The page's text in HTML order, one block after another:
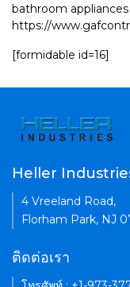
bathroom
https://
[formidable id=16]
Heller
4 Vreeland Road,
Florham Park, NJ
ติดต่อเรา